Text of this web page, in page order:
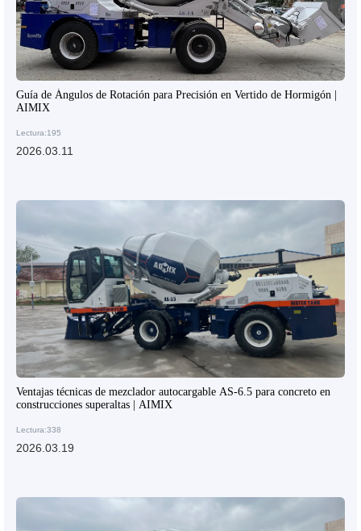
Guía de Ángulos de Rotación para Precisión en Vertido de Hormigón |
AIMIX
Lectura:195
2026.03.11
Ventajas técnicas de mezclador autocargable AS-6.5 para concreto en
construcciones superaltas | AIMIX
Lectura:338
2026.03.19